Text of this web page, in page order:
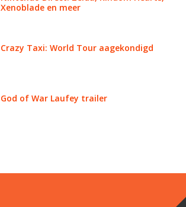
Xenoblade en meer
Crazy Taxi: World Tour aagekondigd
God of War Laufey trailer